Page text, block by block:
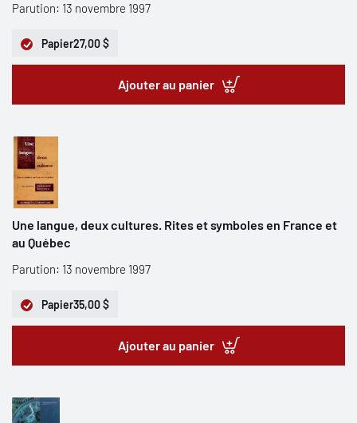
Parution: 13 novembre 1997
Papier27,00 $
Ajouter au panier
Une langue, deux cultures. Rites et symboles en France et
au Québec
Parution: 13 novembre 1997
Papier35,00 $
Ajouter au panier